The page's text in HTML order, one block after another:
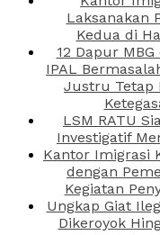
Laksanakan
Kedua di
12 Dapur
IPAL
Justru Tetap
LSM RATU
Investigatif
Kantor Imigrasi
dengan
Kegiatan
Ungkap Giat
Dikeroyok